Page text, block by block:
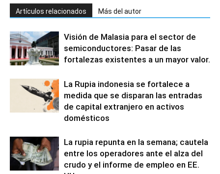
Artículos relacionados Más del autor
Visión de Malasia para el sector de
semiconductores: Pasar de las
fortalezas existentes a un mayor valor.
La Rupia indonesia se fortalece a
medida que se disparan las entradas
de capital extranjero en activos
domésticos
La rupia repunta en la semana; cautela
entre los operadores ante el alza del
crudo y el informe de empleo en EE.